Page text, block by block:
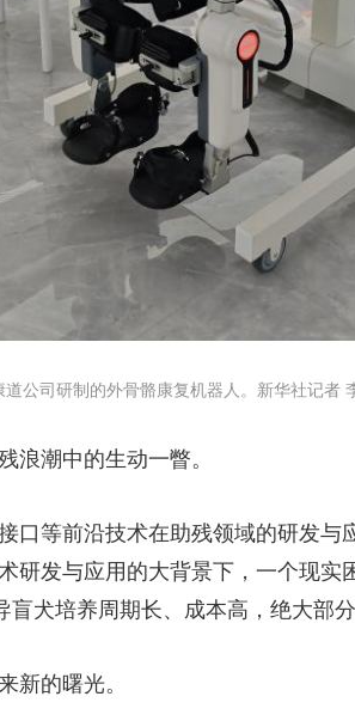
司研制的外骨骼康复机器人。新华社记者
潮中的生动一瞥。
等前沿技术在助残领域的研发与
研发与应用的大背景下，一个现
犬培养周期长、成本高，绝大部
的曙光。